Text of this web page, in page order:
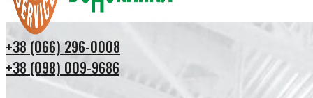
+38 (066) 296-0008
+38 (098) 009-9686